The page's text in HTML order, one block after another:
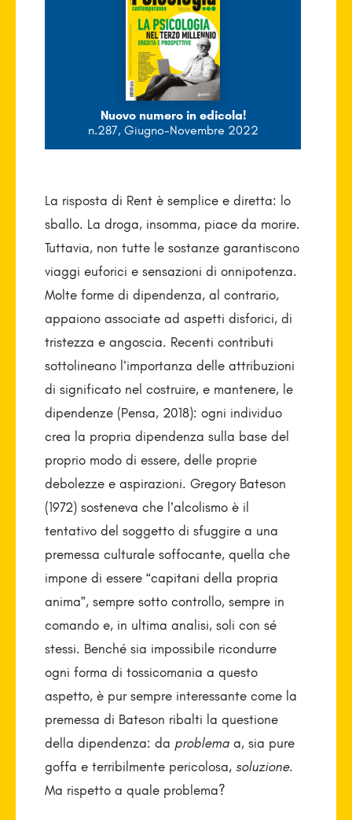
Nuovo numero in edicola!
n.287, Giugno-Novembre 2022
La risposta di Rent è semplice e diretta: lo
sballo. La droga, insomma, piace da morire.
Tuttavia, non tutte le sostanze garantiscono
viaggi euforici e sensazioni di onnipotenza.
Molte forme di dipendenza, al contrario,
appaiono associate ad aspetti disforici, di
tristezza e angoscia. Recenti contributi
sottolineano l’importanza delle attribuzioni
di significato nel costruire, e mantenere, le
dipendenze (Pensa, 2018): ogni individuo
crea la propria dipendenza sulla base del
proprio modo di essere, delle proprie
debolezze e aspirazioni. Gregory Bateson
(1972) sosteneva che l’alcolismo è il
tentativo del soggetto di sfuggire a una
premessa culturale soffocante, quella che
impone di essere “capitani della propria
anima”, sempre sotto controllo, sempre in
comando e, in ultima analisi, soli con sé
stessi. Benché sia impossibile ricondurre
ogni forma di tossicomania a questo
aspetto, è pur sempre interessante come la
premessa di Bateson ribalti la questione
della dipendenza: da problemaa, sia pure
goffa e terribilmente pericolosa, soluzione.
Ma rispetto a quale problema?